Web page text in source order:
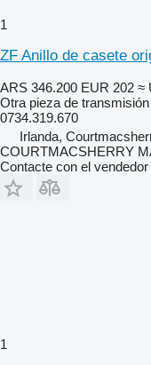
1
ZF Anillo de casete
ARS 346.200 EUR 202 ≈
Otra pieza de transmisión
0734.319.670
Irlanda,
COURTMACSHERRY
Contacte con el vendedor
1